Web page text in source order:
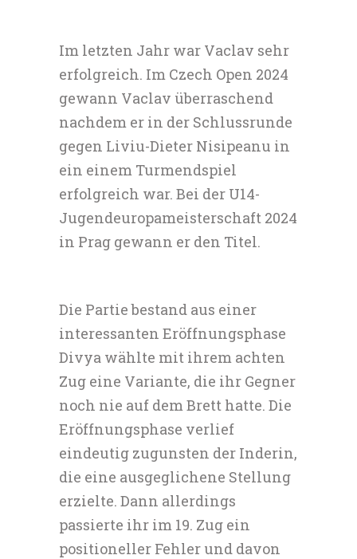
Im letzten Jahr war Vaclav sehr
erfolgreich. Im Czech Open 2024
gewann Vaclav überraschend
nachdem er in der Schlussrunde
gegen Liviu-Dieter Nisipeanu in
ein einem Turmendspiel
erfolgreich war. Bei der U14-
Jugendeuropameisterschaft 2024
in Prag gewann er den Titel.
Die Partie bestand aus einer
interessanten Eröffnungsphase
Divya wählte mit ihrem achten
Zug eine Variante, die ihr Gegner
noch nie auf dem Brett hatte. Die
Eröffnungsphase verlief
eindeutig zugunsten der Inderin,
die eine ausgeglichene Stellung
erzielte. Dann allerdings
passierte ihr im 19. Zug ein
positioneller Fehler und davon